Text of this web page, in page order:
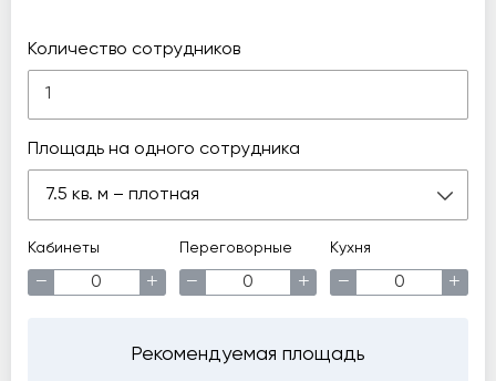
Количество сотрудников
Площадь на одного сотрудника
7.5 кв. м – плотная
Кабинеты
− +
Переговорные
− +
Кухня
− +
Рекомендуемая площадь